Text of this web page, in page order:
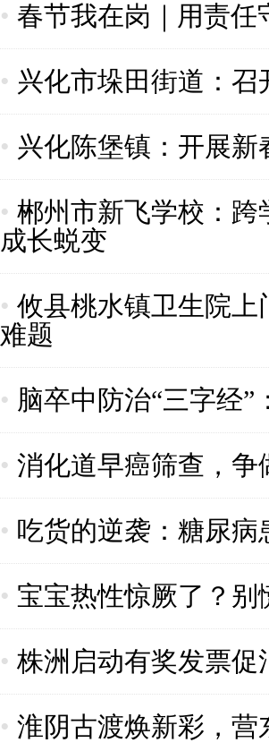
• 春节我在岗｜用责任
• 兴化市垛田街道：
• 兴化陈堡镇：开展
• 郴州市新飞学校：
成长蜕变
• 攸县桃水镇卫生院上
难题
• 脑卒中防治“三字经
• 消化道早癌筛查，争
• 吃货的逆袭：糖尿病
• 宝宝热性惊厥了？别
• 株洲启动有奖发票促
• 淮阴古渡焕新彩，营